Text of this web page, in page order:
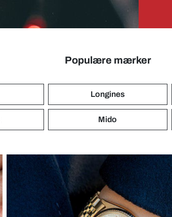
Populære mærker
Longines
Mido